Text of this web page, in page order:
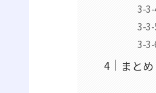
まとめ